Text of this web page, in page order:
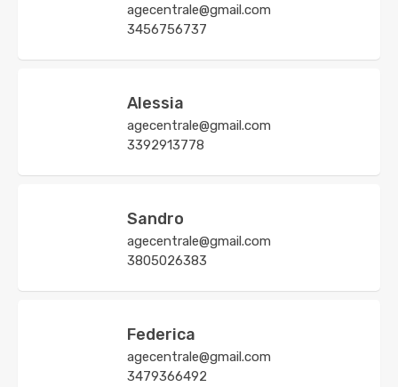
agecentrale@gmail.com
3456756737
Alessia
agecentrale@gmail.com
3392913778
Sandro
agecentrale@gmail.com
3805026383
Federica
agecentrale@gmail.com
3479366492